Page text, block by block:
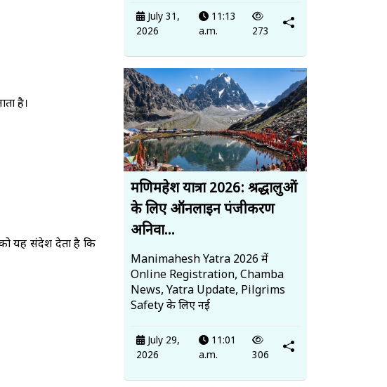
है।
यह संदेश देता है कि
July 31,
2026
11:13
a.m.
273
मणिमहेश यात्रा 2026: श्रद्धालुओं
के लिए ऑनलाइन पंजीकरण
अनिवा...
Manimahesh Yatra 2026 में
Online Registration, Chamba
News, Yatra Update, Pilgrims
Safety के लिए नई
July 29,
2026
11:01
a.m.
306